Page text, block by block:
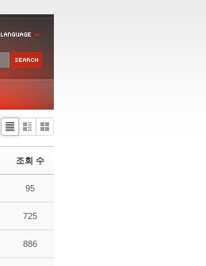
Li
Zi
e
G
le
조회 수
95
725
886